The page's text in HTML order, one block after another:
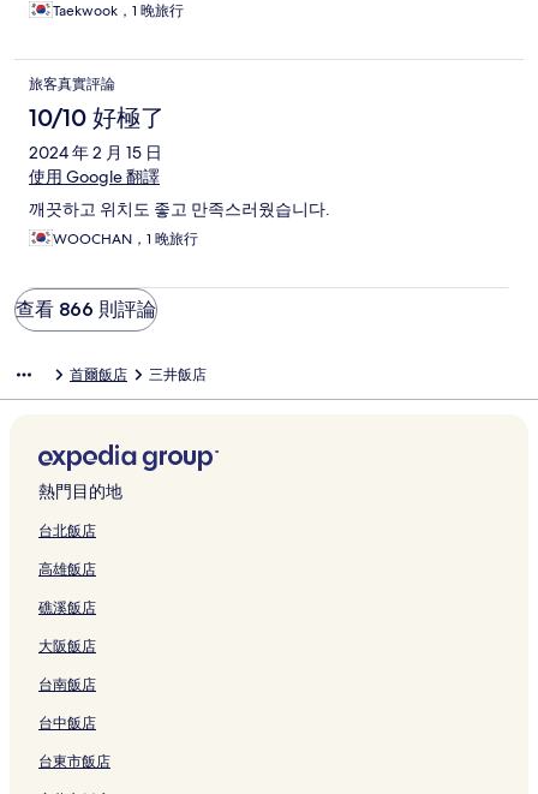
Taekwook，1 晚旅行
旅客真實評論
10/10 好極了
2024 年 2 月 15 日
使用 Google 翻譯
깨끗하고 위치도 좋고 만족스러웠습니다.
WOOCHAN，1 晚旅行
查看 866 則評論
首爾飯店 三井飯店
熱門目的地
台北飯店
高雄飯店
礁溪飯店
大阪飯店
台南飯店
台中飯店
台東市飯店